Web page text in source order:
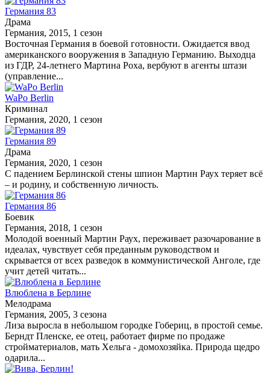
Германия 83
Драма
Германия, 2015, 1 сезон
Восточная Германия в боевой готовности. Ожидается ввод
американского вооружения в Западную Германию. Выходца
из ГДР, 24-летнего Мартина Роха, вербуют в агенты штази
(управление...
WaPo Berlin
Криминал
Германия, 2020, 1 сезон
Германия 89
Драма
Германия, 2020, 1 сезон
С падением Берлинской стены шпион Мартин Раух теряет всё
– и родину, и собственную личность.
Германия 86
Боевик
Германия, 2018, 1 сезон
Молодой военный Мартин Раух, переживает разочарование в
идеалах, чувствует себя преданным руководством и
скрывается от всех разведок в коммунистической Анголе, где
учит детей читать...
Влюблена в Берлине
Мелодрама
Германия, 2005, 3 сезона
Лиза выросла в небольшом городке Гобериц, в простой семье.
Берндт Пленске, ее отец, работает фирме по продаже
стройматериалов, мать Хельга - домохозяйка. Природа щедро
одарила...